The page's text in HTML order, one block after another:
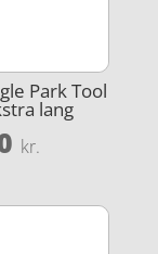
Park Tool
lang
kr.